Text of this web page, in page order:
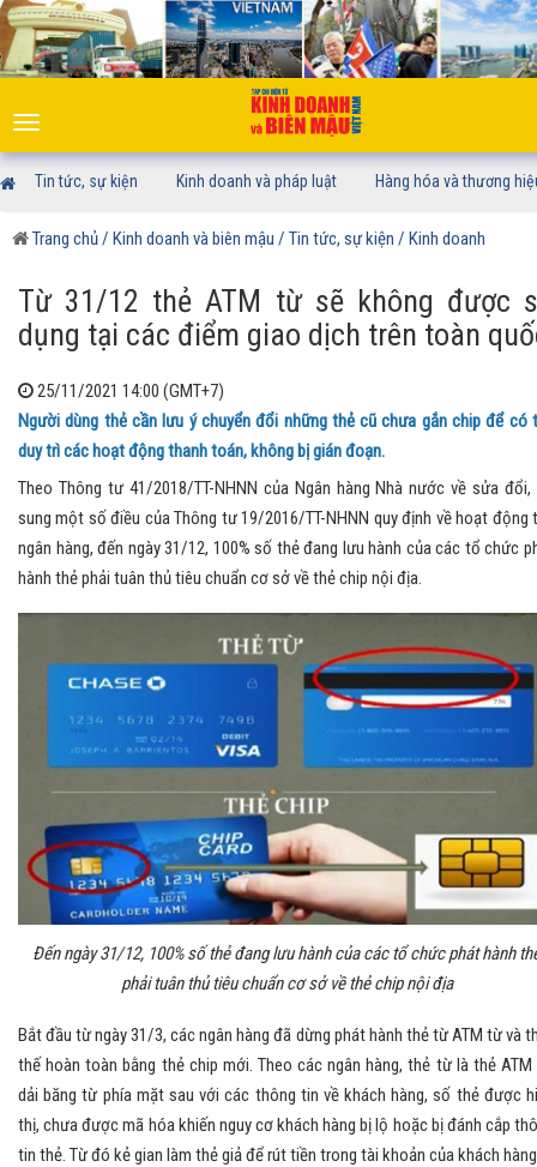
Toggle
navigation
Tin tức, sự kiện Kinh doanh và pháp luật Hàng hóa và thương
Trang chủ/ Kinh doanh và biên mậu / Tin tức, sự kiện / Kinh doanh
Từ 31/12 thẻ ATM từ sẽ không được
dụng tại các điểm giao dịch trên toàn
25/11/2021 14:00 (GMT+7)
Người dùng thẻ cần lưu ý chuyển đổi những thẻ cũ chưa gắn chip để có
duy trì các hoạt động thanh toán, không bị gián đoạn.
Theo Thông tư 41/2018/TT-NHNN của Ngân hàng Nhà nước về sửa đổi,
sung một số điều của Thông tư 19/2016/TT-NHNN quy định về hoạt động
ngân hàng, đến ngày 31/12, 100% số thẻ đang lưu hành của các tổ chức
hành thẻ phải tuân thủ tiêu chuẩn cơ sở về thẻ chip nội địa.
Đến ngày 31/12, 100% số thẻ đang lưu hành của các tổ chức phát hành
phải tuân thủ tiêu chuẩn cơ sở về thẻ chip nội địa
Bắt đầu từ ngày 31/3, các ngân hàng đã dừng phát hành thẻ từ ATM từ và
thế hoàn toàn bằng thẻ chip mới. Theo các ngân hàng, thẻ từ là thẻ
dải băng từ phía mặt sau với các thông tin về khách hàng, số thẻ được
thị, chưa được mã hóa khiến nguy cơ khách hàng bị lộ hoặc bị đánh cắp
tin thẻ. Từ đó kẻ gian làm thẻ giả để rút tiền trong tài khoản của khách